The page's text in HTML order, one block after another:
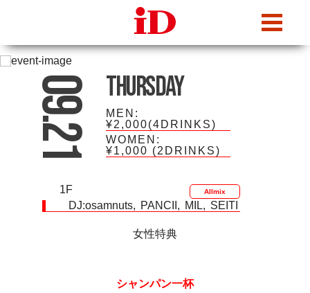
09.21 Thursday
MEN:
¥2,000(4DRINKS)
WOMEN:
¥1,000 (2DRINKS)
1F Allmix
DJ:osamnuts PANCII MIL SEITI
女性特典
シャンパン一杯